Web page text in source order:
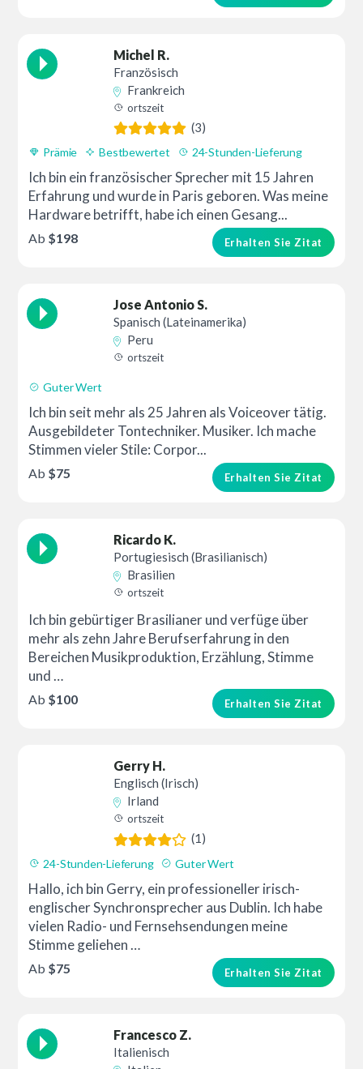
Michel R.
Französisch
Frankreich
ortszeit
(3)
Prämie Bestbewertet 24-Stunden-Lieferung
Ich bin ein französischer Sprecher mit 15 Jahren
Erfahrung und wurde in Paris geboren. Was meine
Hardware betrifft, habe ich einen Gesang...
Erhalten Sie Zitat
Ab $198
Jose Antonio S.
Spanisch (Lateinamerika)
Peru
ortszeit
Guter Wert
Ich bin seit mehr als 25 Jahren als Voiceover tätig.
Ausgebildeter Tontechniker. Musiker. Ich mache
Stimmen vieler Stile: Corpor...
Erhalten Sie Zitat
Ab $75
Ricardo K.
Portugiesisch (Brasilianisch)
Brasilien
ortszeit
Ich bin gebürtiger Brasilianer und verfüge über
mehr als zehn Jahre Berufserfahrung in den
Bereichen Musikproduktion, Erzählung, Stimme
und …
Erhalten Sie Zitat
Ab $100
Gerry H.
Englisch (Irisch)
Irland
ortszeit
(1)
24-Stunden-Lieferung Guter Wert
Hallo, ich bin Gerry, ein professioneller irisch-
englischer Synchronsprecher aus Dublin. Ich habe
vielen Radio- und Fernsehsendungen meine
Stimme geliehen …
Erhalten Sie Zitat
Ab $75
Francesco Z.
Italienisch